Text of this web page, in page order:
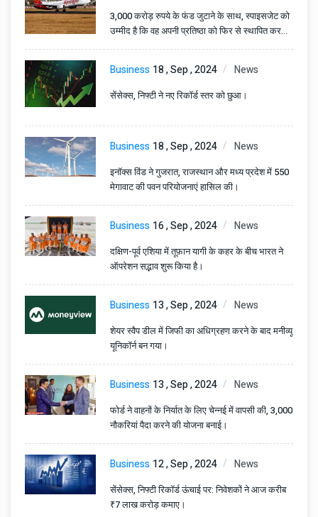
3,000 करोड़ रुपये के फंड जुटाने के साथ, स्पाइसजेट को
उम्मीद है कि वह अपनी प्रतिष्ठा को फिर से स्थापित कर
पाएगी
Business 18 , Sep , 2024 News
सेंसेक्स, निफ्टी ने नए रिकॉर्ड स्तर को छुआ।
Business 18 , Sep , 2024 News
इनॉक्स विंड ने गुजरात, राजस्थान और मध्य प्रदेश में 550
मेगावाट की पवन परियोजनाएं हासिल की।
Business 16 , Sep , 2024 News
दक्षिण-पूर्व एशिया में तूफ़ान यागी के कहर के बीच भारत ने
ऑपरेशन सद्भाव शुरू किया है।
Business 13 , Sep , 2024 News
शेयर स्वैप डील में जिफी का अधिग्रहण करने के बाद मनीव्यू
यूनिकॉर्न बन गया।
Business 13 , Sep , 2024 News
फोर्ड ने वाहनों के निर्यात के लिए चेन्नई में वापसी की, 3,000
नौकरियां पैदा करने की योजना बनाई।
Business 12 , Sep , 2024 News
सेंसेक्स, निफ्टी रिकॉर्ड ऊंचाई पर: निवेशकों ने आज करीब
₹7 लाख करोड़ कमाए।